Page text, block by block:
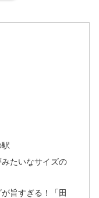
たいなサイズの
旨すぎる！「田